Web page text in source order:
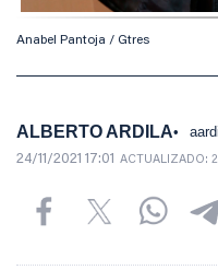
Anabel Pantoja / Gtres
ALBERTO ARDILA
24/11/2021 17:01 ACTUALIZADO: